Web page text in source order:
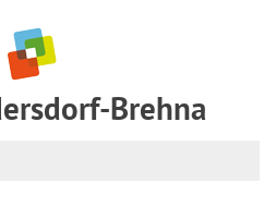
Brehna